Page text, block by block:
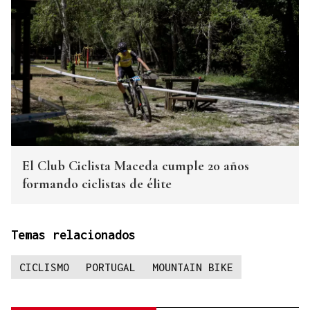
El Club Ciclista Maceda cumple 20 años
formando ciclistas de élite
Temas relacionados
CICLISMO PORTUGAL MOUNTAIN BIKE